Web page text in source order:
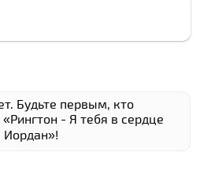
Будьте первым, кто
- Я тебя в сердце
Иордан»!